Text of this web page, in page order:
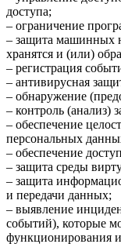
доступа;
– ограничение
– защита машинных
хранятся и (или)
– регистрация
– антивирусная
– обнаружение
– контроль (анализ)
– обеспечение
персональных
– обеспечение
– защита среды
– защита
и передачи данных;
– выявление
событий), которые
функционирования